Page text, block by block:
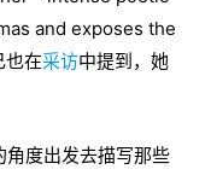
and exposes the
在采访中提到，她
度出发去描写那些